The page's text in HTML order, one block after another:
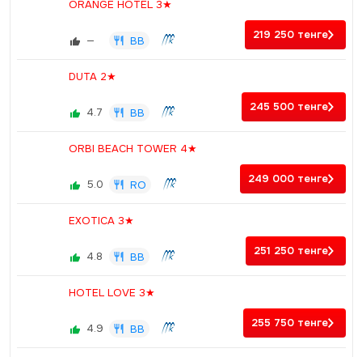
ORANGE HOTEL 3★
— BB 219 250 тенге
DUTA 2★
4.7 BB 245 500 тенге
ORBI BEACH TOWER 4★
5.0 RO 249 000 тенге
EXOTICA 3★
4.8 BB 251 250 тенге
HOTEL LOVE 3★
4.9 BB 255 750 тенге